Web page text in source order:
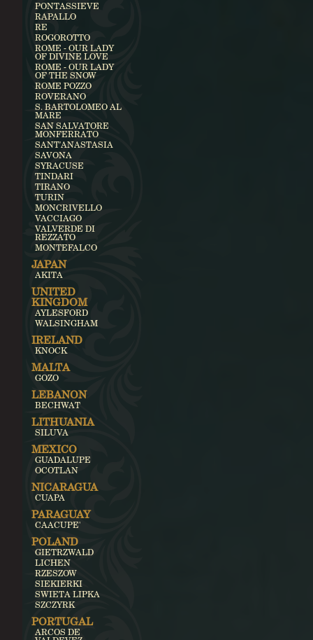
PONTASSIEVE
RAPALLO
RE
ROGOROTTO
ROME - OUR LADY
OF DIVINE LOVE
ROME - OUR LADY
OF THE SNOW
ROME POZZO
ROVERANO
S. BARTOLOMEO AL
MARE
SAN SALVATORE
MONFERRATO
SANT'ANASTASIA
SAVONA
SYRACUSE
TINDARI
TIRANO
TURIN
MONCRIVELLO
VACCIAGO
VALVERDE DI
REZZATO
MONTEFALCO
JAPAN
AKITA
UNITED
KINGDOM
AYLESFORD
WALSINGHAM
IRELAND
KNOCK
MALTA
GOZO
LEBANON
BECHWAT
LITHUANIA
SILUVA
MEXICO
GUADALUPE
OCOTLAN
NICARAGUA
CUAPA
PARAGUAY
CAACUPE'
POLAND
GIETRZWALD
LICHEN
RZESZOW
SIEKIERKI
SWIETA LIPKA
SZCZYRK
PORTUGAL
ARCOS DE